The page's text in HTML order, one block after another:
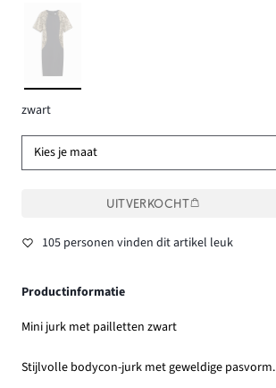
zwart
Kies je maat
UITVERKOCHT
105 personen vinden dit artikel leuk
Productinformatie
Mini jurk met pailletten zwart
Stijlvolle bodycon-jurk met geweldige pasvorm.